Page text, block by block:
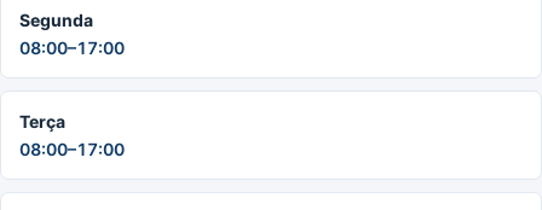
Segunda
08:00–17:00
Terça
08:00–17:00